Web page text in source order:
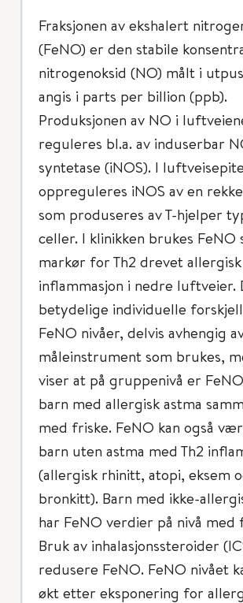
Fraksjonen av ekshalert
(FeNO) er den stabile
nitrogenoksid (NO) målt i
angis i parts per billion (ppb).
Produksjonen av NO i
reguleres bl.a. av induserbar
syntetase (iNOS). I
oppreguleres iNOS av en
som produseres av T-hjelper
celler. I klinikken brukes FeNO
markør for Th2 drevet allergisk
inflammasjon i nedre luftveier.
betydelige individuelle
FeNO nivåer, delvis avhengig
måleinstrument som brukes,
viser at på gruppenivå er
barn med allergisk astma
med friske. FeNO kan også
barn uten astma med Th2
(allergisk rhinitt, atopi, eksem
bronkitt). Barn med ikke-
har FeNO verdier på nivå med
Bruk av inhalasjonssteroider
redusere FeNO. FeNO nivået
økt etter eksponering for